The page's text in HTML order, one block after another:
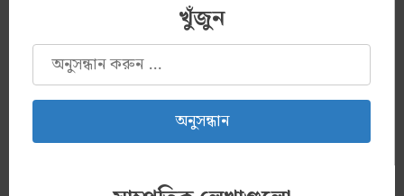
খুঁজুন
অনুসন্ধানঃ